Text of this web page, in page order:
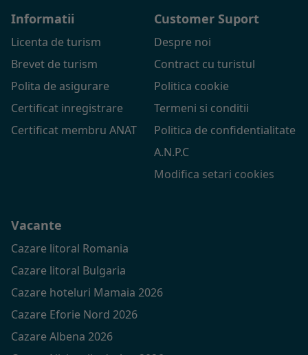
Informatii
Licenta de turism
Brevet de turism
Polita de asigurare
Certificat inregistrare
Certificat membru ANAT
Customer Suport
Despre noi
Contract cu turistul
Politica cookie
Termeni si conditii
Politica de confidentialitate
A.N.P.C
Modifica setari cookies
Vacante
Cazare litoral Romania
Cazare litoral Bulgaria
Cazare hoteluri Mamaia 2026
Cazare Eforie Nord 2026
Cazare Albena 2026